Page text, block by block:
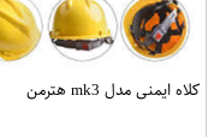
کلاه ايمنی مدل mk3 هترمن